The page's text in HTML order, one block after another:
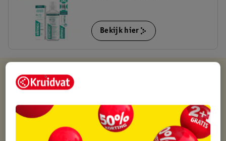
Bekijk hier
Kruidvat is altijd voordelig
Op werkdagen voor 22:00 uur besteld, volgende dag in huis
Gratis thuisbezorgd vanaf 50.00
Gratis retourneren binnen 30 dagen